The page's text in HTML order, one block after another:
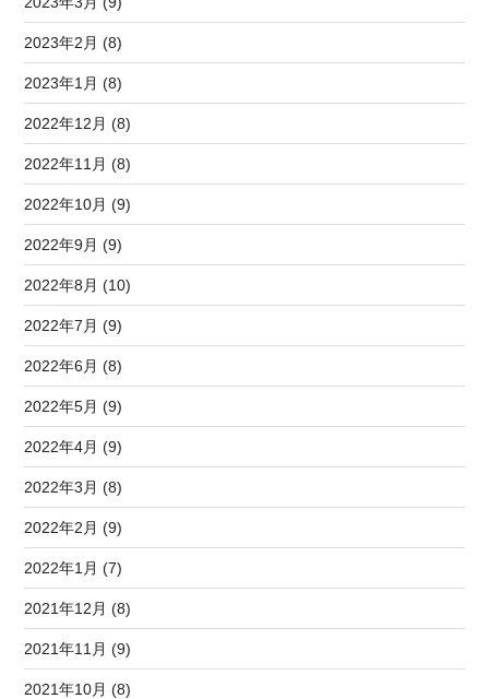
2023年2月 (8)
2023年1月 (8)
2022年12月 (8)
2022年11月 (8)
2022年10月 (9)
2022年9月 (9)
2022年8月 (10)
2022年7月 (9)
2022年6月 (8)
2022年5月 (9)
2022年4月 (9)
2022年3月 (8)
2022年2月 (9)
2022年1月 (7)
2021年12月 (8)
2021年11月 (9)
2021年10月 (8)